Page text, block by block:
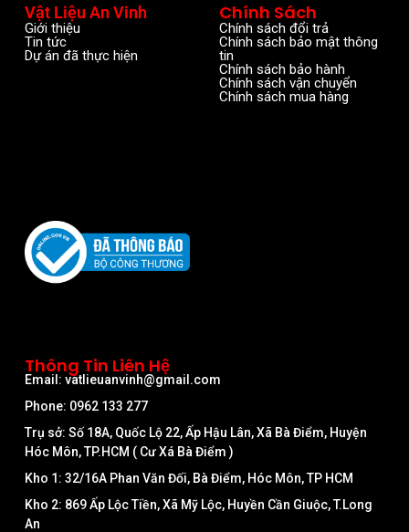
Vật Liệu An Vinh
Giới thiệu
Tin tức
Dự án đã thực hiện
Chính Sách
Chính sách đổi trả
Chính sách bảo mật thông
tin
Chính sách bảo hành
Chính sách vận chuyển
Chính sách mua hàng
Thông Tin Liên Hệ
Email: vatlieuanvinh@gmail.com
Phone: 0962 133 277
Trụ sở: Số 18A, Quốc Lộ 22, Ấp Hậu Lân, Xã Bà Điểm, Huyện
Hóc Môn, TP.HCM ( Cư Xá Bà Điểm )
Kho 1: 32/16A Phan Văn Đối, Bà Điểm, Hóc Môn, TP HCM
Kho 2: 869 Ấp Lộc Tiền, Xã Mỹ Lộc, Huyền Cần Giuộc, T.Long
An